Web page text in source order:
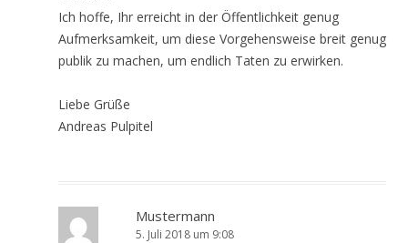
Ich hoffe, Ihr erreicht in der Öffentlichkeit genug
Aufmerksamkeit, um diese Vorgehensweise breit genug
publik zu machen, um endlich Taten zu erwirken.
Liebe Grüße
Andreas Pulpitel
Mustermann
5. Juli 2018 um 9:08